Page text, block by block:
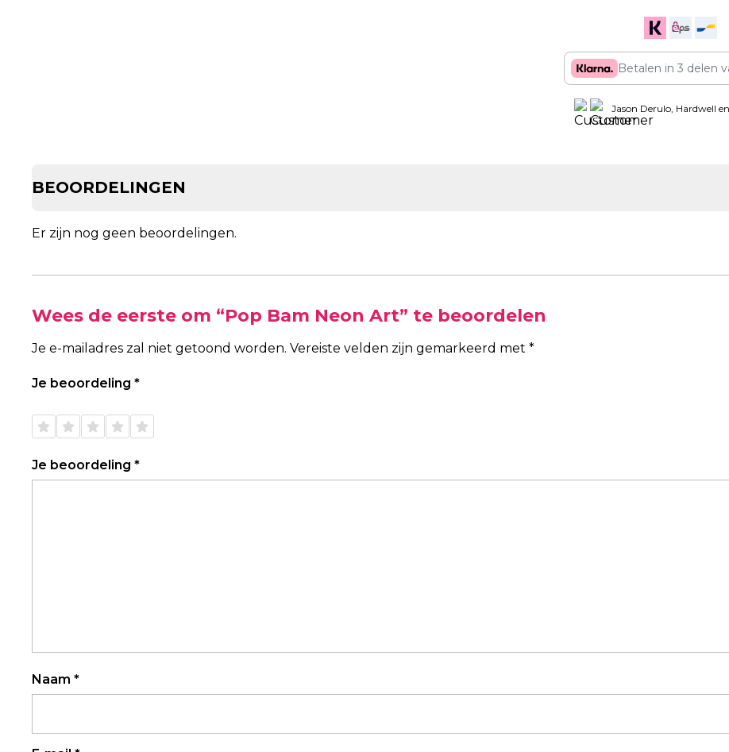
Betalen in 3 delen
Jason Derulo, Hardwell en
BEOORDELINGEN
Er zijn nog geen beoordelingen.
Wees de eerste om “Pop Bam Neon Art” te beoordelen
Je e-mailadres zal niet getoond worden. Vereiste velden zijn gemarkeerd met *
Je beoordeling *
de 5
de 5
de 5
de 5
de 5
Je beoordeling *
Naam *